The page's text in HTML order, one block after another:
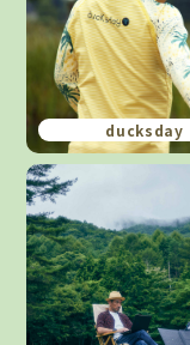
ducksday